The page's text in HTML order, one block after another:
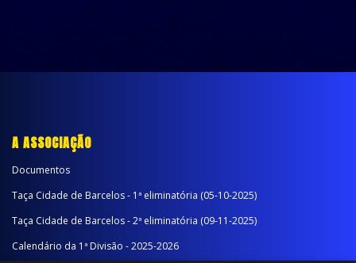
A ASSOCIAÇÃO
Documentos
Taça Cidade de Barcelos - 1ª eliminatória (05-10-2025)
Taça Cidade de Barcelos - 2ª eliminatória (09-11-2025)
Calendário da 1ª Divisão - 2025-2026